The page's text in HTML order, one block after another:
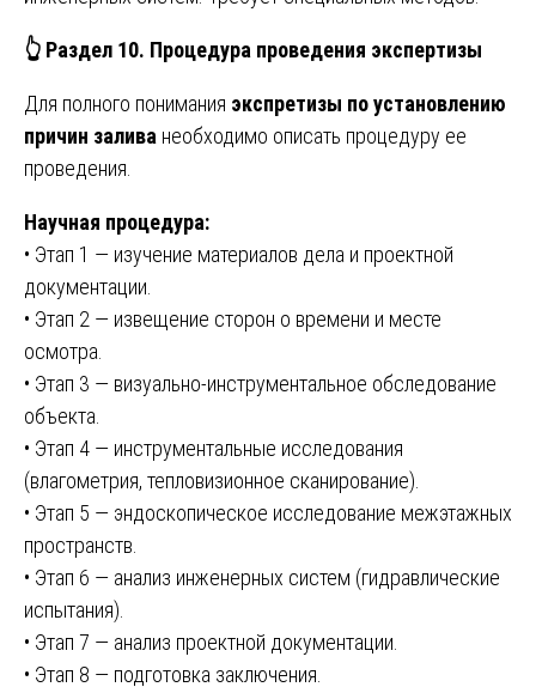
👆 Раздел 10. Процедура проведения экспертизы
Для полного понимания экспретизы по установлению
причин залива необходимо описать процедуру ее
проведения.
Научная процедура:
• Этап 1 — изучение материалов дела и проектной
документации.
• Этап 2 — извещение сторон о времени и месте
осмотра.
• Этап 3 — визуально-инструментальное обследование
объекта.
• Этап 4 — инструментальные исследования
(влагометрия, тепловизионное сканирование).
• Этап 5 — эндоскопическое исследование межэтажных
пространств.
• Этап 6 — анализ инженерных систем (гидравлические
испытания).
• Этап 7 — анализ проектной документации.
• Этап 8 — подготовка заключения.